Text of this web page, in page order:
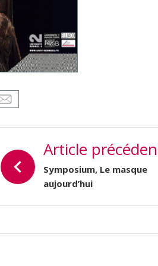
DE
L’ARTICLE
Article
Symposium, Le masque
aujourd’hui